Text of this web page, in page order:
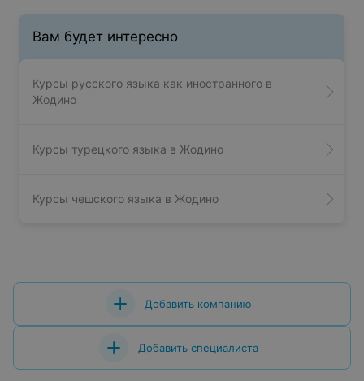
Вам будет интересно
Курсы русского языка как иностранного в
Жодино
Курсы турецкого языка в Жодино
Курсы чешского языка в Жодино
Добавить компанию
Добавить специалиста